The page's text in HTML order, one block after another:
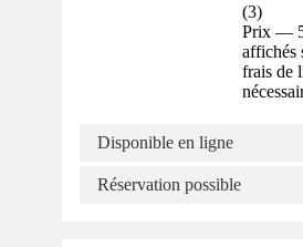
(3)
Prix —
affichés
frais de
Disponible en ligne
Réservation possible